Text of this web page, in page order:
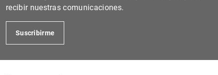
recibir nuestras comunicaciones.
Suscribirme